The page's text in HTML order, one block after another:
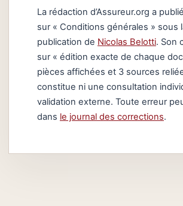
La rédaction d’Assureur.org a
sur « Conditions générales » sous
publication de Nicolas Belotti. Son
sur « édition exacte de chaque
pièces affichées et 3 sources
constitue ni une consultation
validation externe. Toute erreur
dans le journal des corrections.